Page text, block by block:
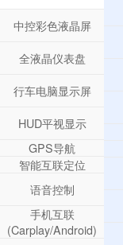
中控彩色液晶屏
全液晶仪表盘
行车电脑显示屏
HUD平视显示
GPS导航
智能互联定位
语音控制
手机互联
(Carplay/Android)